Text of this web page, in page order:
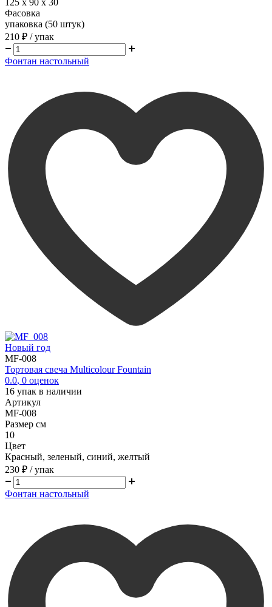
Фасовка
упаковка (50 штук)
210 ₽ / упак
Фонтан настольный
Новый год
MF-008
Тортовая свеча Multicolour Fountain
0.0, 0 оценок
16 упак в наличии
Артикул
MF-008
Размер см
10
Цвет
Красный, зеленый, синий, желтый
230 ₽ / упак
Фонтан настольный